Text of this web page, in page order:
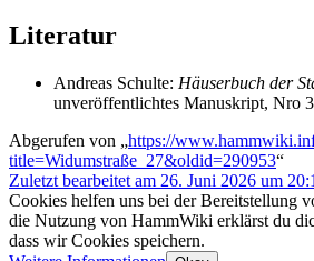
Literatur
Andreas Schulte: Häuserbuch der
unveröffentlichtes Manuskript, Nro
Abgerufen von „https://
title=Widumstraße_27&oldid=290953“
Zuletzt bearbeitet am 26. Juni 2026 um
Cookies helfen uns bei der Bereitstellung
die Nutzung von HammWiki erklärst du
dass wir Cookies speichern.